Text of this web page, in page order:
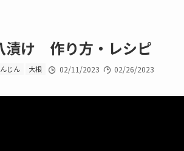
漬け 作り方・レシピ
じん 大根 02/11/2023 02/26/2023